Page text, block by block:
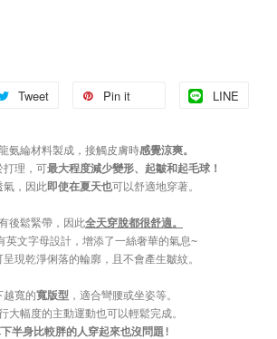
Tweet Pin it LINE
氨綸材料製成，接觸皮膚時感覺涼爽。
打理，可最大程度減少變形、起皺和起毛球！
氣，因此即使在夏天也可以舒適地穿著。
後鬆緊帶，因此全天穿脫都很舒適。
英文字母設計，增添了一絲奢華的氣息~
呈現乾淨俐落的輪廓，且不會產生皺紋。
越寬的寬版型 ，適合彎腰或坐姿等。
大幅度的主動運動也可以輕鬆完成。
半身比較胖的人穿起來也沒問題!